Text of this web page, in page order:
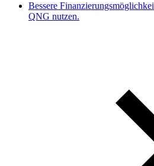
Bessere
QNG nutzen.